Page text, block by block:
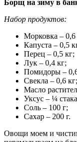
Борщ на зиму в
Набор продуктов:
Морковка – 0,6
Капуста – 0,5
Перец – 0,5 кг;
Лук – 0,4 кг;
Помидоры –
Свекла – 0,6 кг;
Масло
Уксус – ¼
Соль – 100 г;
Сахар – 200 г.
Овощи моем и